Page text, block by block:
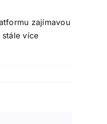
zajímavou
více